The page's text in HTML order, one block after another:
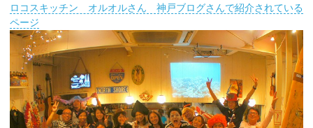
ロコスキッチン オルオルさん 神戸ブログさんで紹介されている
ページ